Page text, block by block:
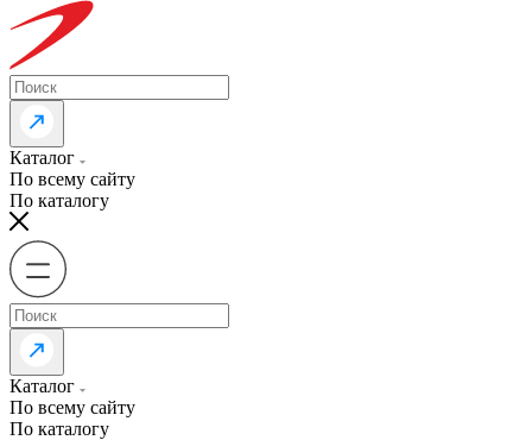
Каталог
По всему сайту
По каталогу
Каталог
По всему сайту
По каталогу